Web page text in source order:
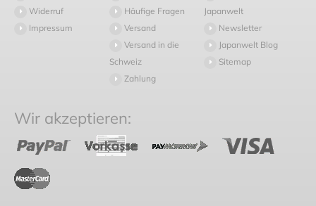
Widerruf
Impressum
Häufige Fragen
Versand
Versand in die
Schweiz
Zahlung
Japanwelt
Newsletter
Japanwelt Blog
Sitemap
Wir akzeptieren: